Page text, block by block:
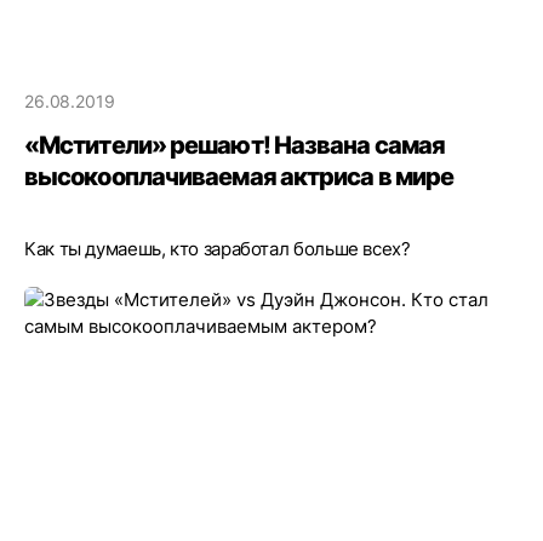
26.08.2019
«Мстители» решают! Названа самая
высокооплачиваемая актриса в мире
Как ты думаешь, кто заработал больше всех?